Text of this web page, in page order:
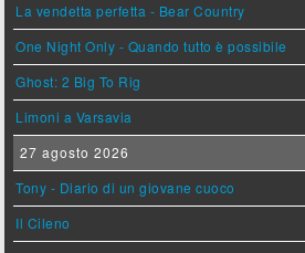
La vendetta perfetta - Bear Country
One Night Only - Quando tutto è possibile
Ghost: 2 Big To Rig
Limoni a Varsavia
27 agosto 2026
Tony - Diario di un giovane cuoco
Il Cileno